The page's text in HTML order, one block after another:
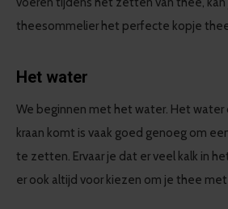
theesommelier het perfecte kopje
Het water
We beginnen met het water. Het water
kraan komt is vaak goed genoeg om
te zetten. Ervaar je dat er veel kalk in
er ook altijd voor kiezen om je thee